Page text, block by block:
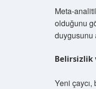
Meta-
olduğunu
duygusunu
Belirsizlik
Yeni